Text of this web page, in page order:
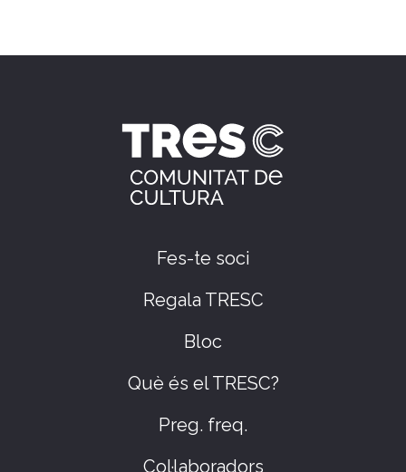
Fes-te soci
Regala TRESC
Bloc
Què és el TRESC?
Preg. freq.
Col·laboradors